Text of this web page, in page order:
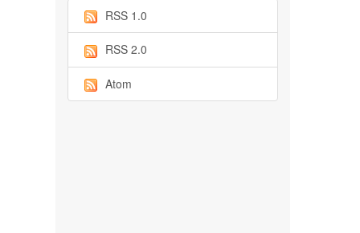
RSS 1.0
RSS 2.0
Atom